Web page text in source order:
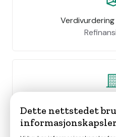
Dette nettstedet
informasjonskapsler